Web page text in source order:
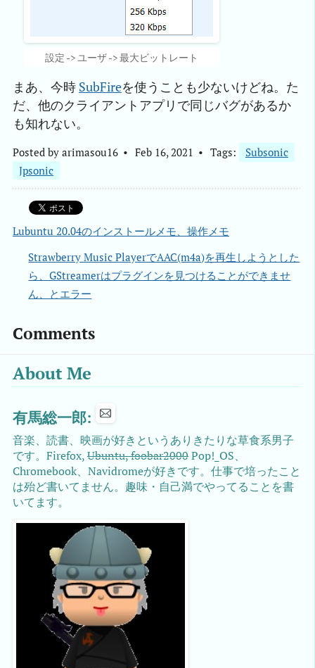
設定 -> ユーザ -> 最大ビットレート
まあ、今時 SubFireを使うことも少ないけどね。た
だ、他のクライアントアプリで同じバグがあるか
も知れない。
Posted by arimasou16 Feb 16, 2021 Tags:
Subsonic
Jpsonic
Lubuntu 20.04のインストールメモ、操作メモ
Strawberry Music PlayerでAAC(m4a)を再生しようとした
ら、GStreamerはプラグインを見つけることができませ
ん、とエラー
Comments
About Me
有馬総一郎:
音楽、読書、映画が好きというありきたりな草食系男子
です。Firefox,Ubuntu, foobar2000Pop!_OS、
Chromebook、Navidromeが好きです。仕事で培ったこと
は殆ど書いてません。趣味・自己満でやってることを書
いてます。